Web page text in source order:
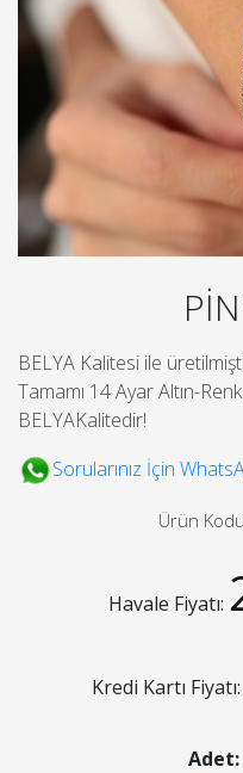
BELYA Kalitesi ile
Tamamı 14 Ayar Altın-
BELYAKalitedir!
Sorularınız İçin
Ürün
Havale Fiyatı:
Kredi Kartı Fiyatı:
Adet: